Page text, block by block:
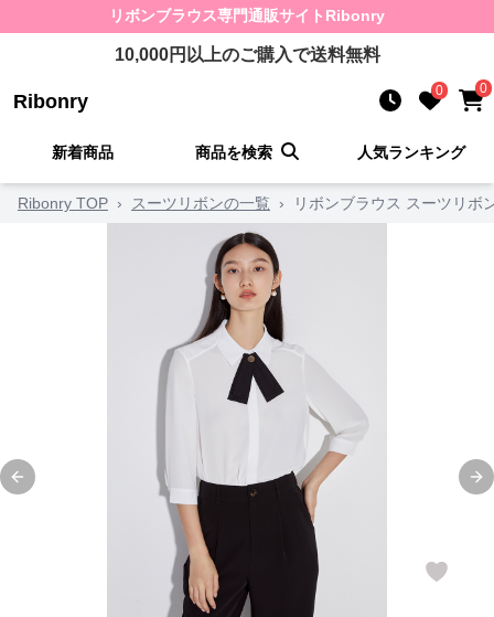
リボンブラウス専門通販サイト Ribonry
10,000円以上のご購入で送料無料
Ribonry 0 0
新着商品 商品を検索 人気ランキング
Ribonry TOP › スーツリボンの一覧 › リボンブラウス スーツリボ
Previous slide